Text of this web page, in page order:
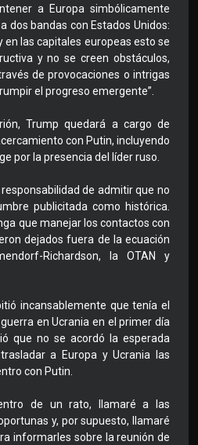
a Europa simbólicamente
dos bandas con Estados Unidos:
en las capitales europeas esto se
y no se creen obstáculos,
de provocaciones o intrigas
el progreso emergente”.
Trump quedará a cargo de
con Putin, incluyendo
por la presencia del líder ruso.
de admitir que no
publicitada como histórica.
que manejar los contactos con
dejados fuera de la ecuación
Richardson, la OTAN y
incansablemente que tenía el
en Ucrania en el primer día
que no se acordó la esperada
a Europa y Ucrania las
con Putin.
de un rato, llamaré a las
y, por supuesto, llamaré
informarles sobre la reunión de